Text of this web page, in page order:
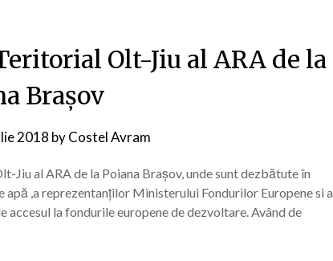
Olt-Jiu al ARA de la
Brașov
2018 byCostel Avram
Jiu al ARA de la Poiana Brașov, unde sunt dezbătute în
,a reprezentanților Ministerului Fondurilor Europene si a
la fondurile europene de dezvoltare. Având de